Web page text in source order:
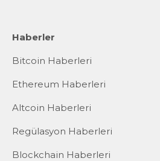
Haberler
Bitcoin Haberleri
Ethereum Haberleri
Altcoin Haberleri
Regülasyon Haberleri
Blockchain Haberleri